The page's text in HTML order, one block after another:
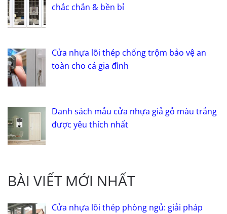
chắc chắn & bền bỉ
Cửa nhựa lõi thép chống trộm bảo vệ an
toàn cho cả gia đình
Danh sách mẫu cửa nhựa giả gỗ màu trắng
được yêu thích nhất
BÀI VIẾT MỚI NHẤT
Cửa nhựa lõi thép phòng ngủ: giải pháp